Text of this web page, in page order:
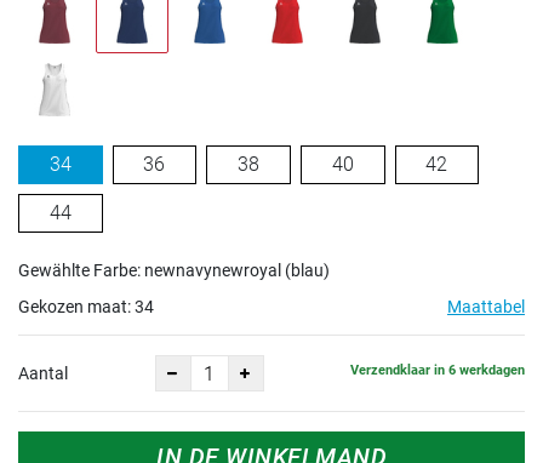
34 36 38 40 42
44
Gewählte Farbe: newnavynewroyal (blau)
Gekozen maat:34 Maattabel
Aantal Verzendklaar in 6 werkdagen
IN DE WINKELMAND